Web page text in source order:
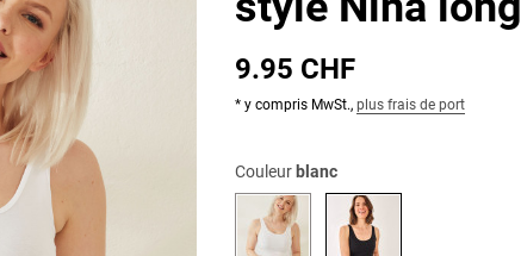
9.95 CHF
* y compris MwSt., plus frais de port
Couleur blanc
blanc
noir